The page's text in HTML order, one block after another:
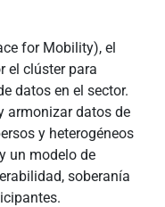
for Mobility), el
el clúster para
datos en el sector.
armonizar datos de
y heterogéneos
un modelo de
soberanía